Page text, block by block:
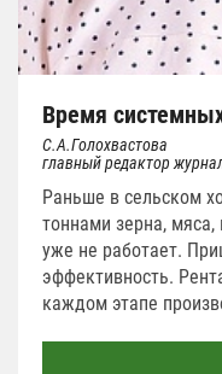
Время
С.А.Голохвастова
главный редактор
Раньше в сельском
тоннами зерна,
уже не работает.
эффективность.
каждом этапе